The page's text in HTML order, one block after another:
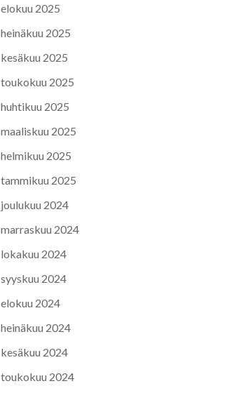
elokuu 2025
heinäkuu 2025
kesäkuu 2025
toukokuu 2025
huhtikuu 2025
maaliskuu 2025
helmikuu 2025
tammikuu 2025
joulukuu 2024
marraskuu 2024
lokakuu 2024
syyskuu 2024
elokuu 2024
heinäkuu 2024
kesäkuu 2024
toukokuu 2024